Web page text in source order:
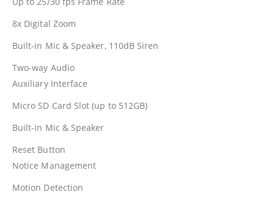
8x Digital Zoom
Built-in Mic & Speaker, 110dB Siren
Two-way Audio
Auxiliary Interface
Micro SD Card Slot (up to 512GB)
Built-in Mic & Speaker
Reset Button
Notice Management
Motion Detection